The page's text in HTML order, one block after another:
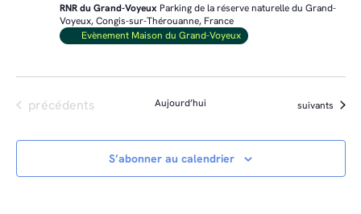
RNR du Grand-Voyeux Parking de la réserve naturelle du Grand-
Voyeux, Congis-sur-Thérouanne, France
Evènement Maison du Grand-Voyeux
Évènements
précédents Aujourd’hui Évènements
suivants
S’abonner au calendrier